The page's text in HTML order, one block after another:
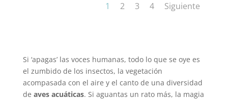
1 2 3 4 Siguiente
Si ‘apagas’ las voces humanas, todo lo que se oye es
el zumbido de los insectos, la vegetación
acompasada con el aire y el canto de una diversidad
de aves acuáticas. Si aguantas un rato más, la magia